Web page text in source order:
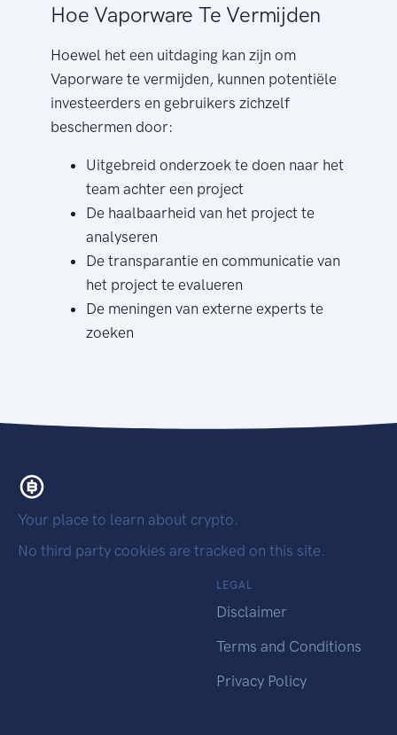
Hoe Vaporware Te Vermijden
Hoewel het een uitdaging kan zijn om
Vaporware te vermijden, kunnen potentiële
investeerders en gebruikers zichzelf
beschermen door:
Uitgebreid onderzoek te doen naar het
team achter een project
De haalbaarheid van het project te
analyseren
De transparantie en communicatie van
het project te evalueren
De meningen van externe experts te
zoeken
Your place to learn about crypto.
No third party cookies are tracked on this site.
LEGAL
Disclaimer
Terms and Conditions
Privacy Policy